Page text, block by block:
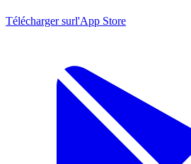
Télécharger surl'App Store